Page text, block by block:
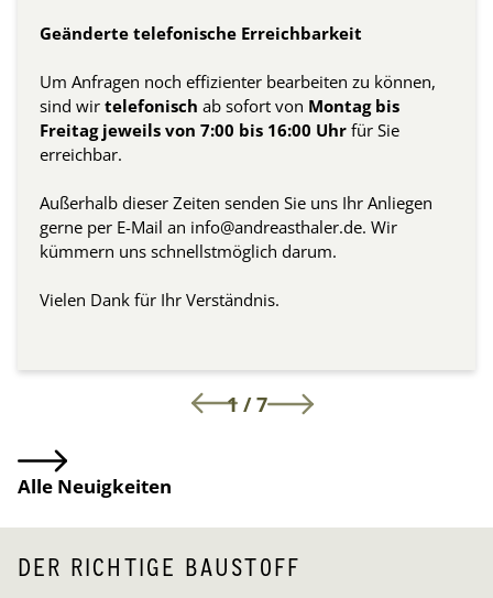
Geänderte telefonische Erreichbarkeit
Um Anfragen noch effizienter bearbeiten zu können,
sind wir telefonisch ab sofort von Montag bis
Freitag jeweils von 7:00 bis 16:00 Uhr für Sie
erreichbar.
Außerhalb dieser Zeiten senden Sie uns Ihr Anliegen
gerne per E-Mail an info@andreasthaler.de. Wir
kümmern uns schnellstmöglich darum.
Vielen Dank für Ihr Verständnis.
1/7
Alle Neuigkeiten
DER RICHTIGE BAUSTOFF